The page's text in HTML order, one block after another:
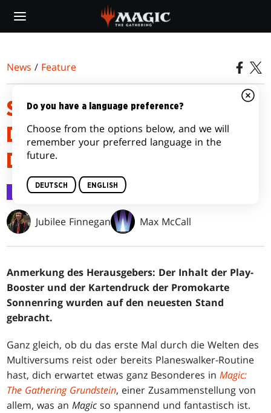
main
News / Feature
SAMMELN VON GRUNDSTEIN:
DIE VIER WICHTIGSTEN DINGE,
DIE DU WISSEN MUSST
Feature 25. Okt. 2024
Jubilee Finnegan Max McCall
Anmerkung des Herausgebers: Der Inhalt der Play-
Booster und der Kartendruck der Promokarte
Sonnenring wurden auf den neuesten Stand
gebracht.
Ganz gleich, ob du das erste Mal durch die Welten des
Multiversums reist oder bereits Planeswalker-Routine
hast, dich erwartet etwas ganz Besonderes inMagic:
The Gathering Grundstein, einer Zusammenstellung von
allem, was anMagic so spannend und fantastisch ist.
Do you have a language preference?
Choose from the options below, and we will
remember your preferred language in the
future.
DEUTSCH ENGLISH